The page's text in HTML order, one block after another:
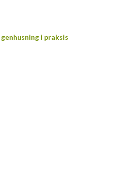
i praksis